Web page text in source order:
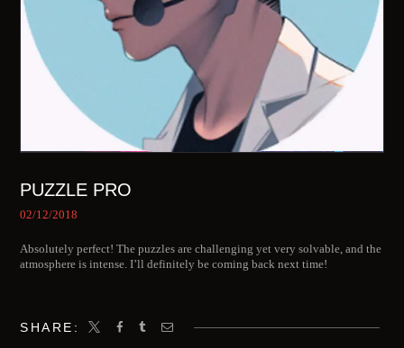
PUZZLE PRO
02/12/2018
Absolutely perfect! The puzzles are challenging yet very solvable, and the
atmosphere is intense. I’ll definitely be coming back next time!
SHARE: